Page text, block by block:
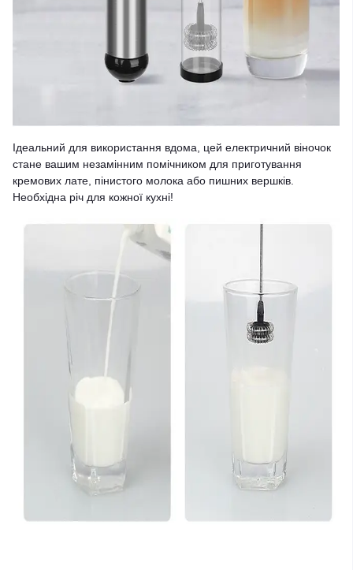
Ідеальний для використання вдома, цей електричний віночок
стане вашим незамінним помічником для приготування
кремових лате, пінистого молока або пишних вершків.
Необхідна річ для кожної кухні!